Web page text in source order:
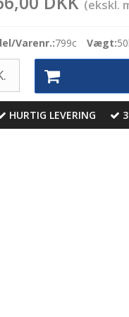
(ekskl.
Varenr.:799c Vægt:50
HURTIG LEVERING